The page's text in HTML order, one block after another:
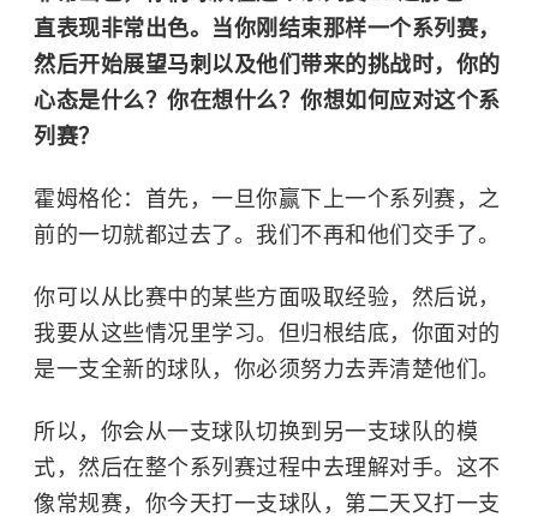
直表现非常出色。当你刚结束那样一个系列赛，
然后开始展望马刺以及他们带来的挑战时，你的
心态是什么？你在想什么？你想如何应对这个系
列赛？
霍姆格伦：首先，一旦你赢下上一个系列赛，之
前的一切就都过去了。我们不再和他们交手了。
你可以从比赛中的某些方面吸取经验，然后说，
我要从这些情况里学习。但归根结底，你面对的
是一支全新的球队，你必须努力去弄清楚他们。
所以，你会从一支球队切换到另一支球队的模
式，然后在整个系列赛过程中去理解对手。这不
像常规赛，你今天打一支球队，第二天又打一支